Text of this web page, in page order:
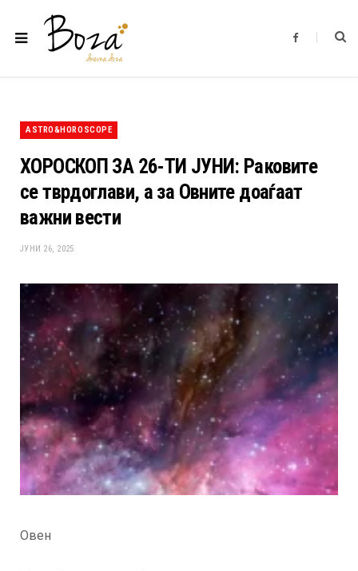
F
b
ASTRO&HOROSCOPE
ХОРОСКОП ЗА 26-ТИ ЈУНИ: Раковите
се тврдоглави, а за Овните доаѓаат
важни вести
ЈУНИ 26, 2025
Овен